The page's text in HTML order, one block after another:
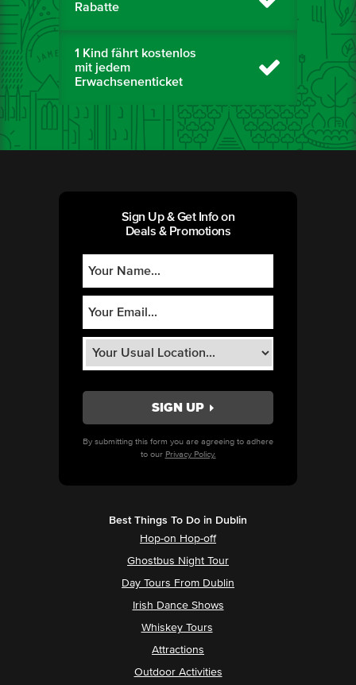
Rabatte
1 Kind fährt kostenlos
mit jedem
Erwachsenenticket
Sign Up & Get Info on
Deals & Promotions
By submitting this form you are agreeing to adhere
to our Privacy Policy.
Best Things To Do in Dublin
Hop-on Hop-off
Ghostbus Night Tour
Day Tours From Dublin
Irish Dance Shows
Whiskey Tours
Attractions
Outdoor Activities